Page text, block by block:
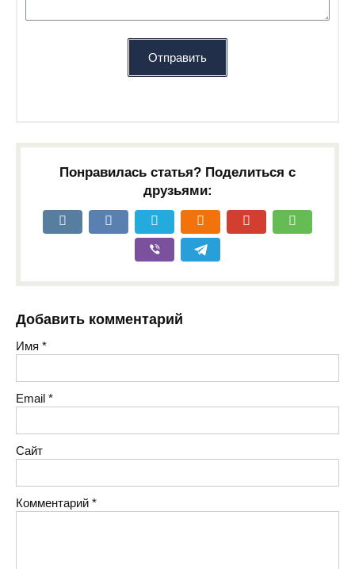
Отправить
Понравилась статья? Поделиться с
друзьями:
Добавить комментарий
Имя *
Email *
Сайт
Комментарий *